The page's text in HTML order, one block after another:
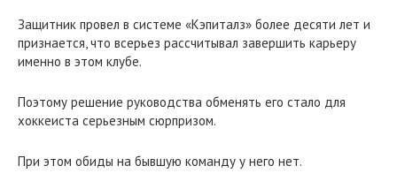
Защитник провел в системе «Кэпиталз» более десяти лет и
признается, что всерьез рассчитывал завершить карьеру
именно в этом клубе.
Поэтому решение руководства обменять его стало для
хоккеиста серьезным сюрпризом.
При этом обиды на бывшую команду у него нет.